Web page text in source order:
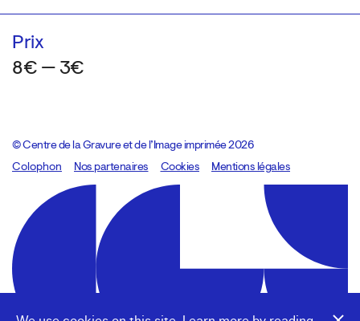
Prix
8€ — 3€
© Centre de la Gravure et de l’Image imprimée 2026
Colophon
Design:Marcel Kaczmarek, code:8080.studio
Nos partenaires Cookies Mentions légales